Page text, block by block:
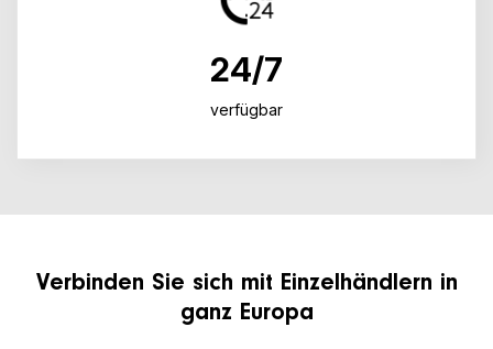
24/7
verfügbar
Verbinden Sie sich mit Einzelhändlern in
ganz Europa